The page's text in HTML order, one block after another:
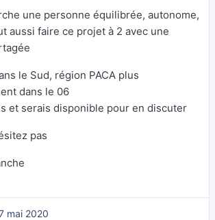
une personne équilibrée, autonome,
aussi faire ce projet à 2 avec une
le Sud, région PACA plus
dans le 06
et serais disponible pour en discuter
pas
mai 2020